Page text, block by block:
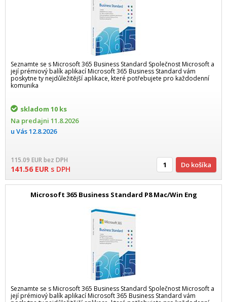
Seznamte se s Microsoft 365 Business Standard Společnost Microsoft a
její prémiový balík aplikací Microsoft 365 Business Standard vám
poskytne ty nejdůležitější aplikace, které potřebujete pro každodenní
komunika
skladom 10 ks
Na predajni 11.8.2026
u Vás12.8.2026
115.09 EURbez DPH
141.56 EUR s DPH Do košíka
Microsoft 365 Business Standard P8 Mac/Win Eng
Seznamte se s Microsoft 365 Business Standard Společnost Microsoft a
její prémiový balík aplikací Microsoft 365 Business Standard vám